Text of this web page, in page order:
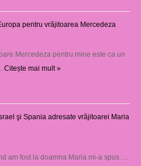
pentru vrăjitoarea Mercedeza
Mercedeza pentru mine este ca un
Citește mai mult »
şi Spania adresate vrăjitoarei Maria
am fost la doamna Maria mi-a spus …